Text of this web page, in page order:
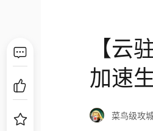
【云
加速
菜鸟级攻